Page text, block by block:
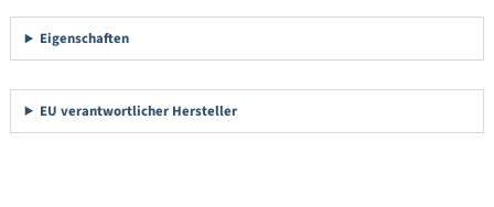
Eigenschaften
EU verantwortlicher Hersteller